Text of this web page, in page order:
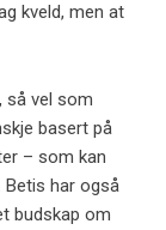
kveld, men at
så vel som
basert på
– som kan
Betis har også
budskap om